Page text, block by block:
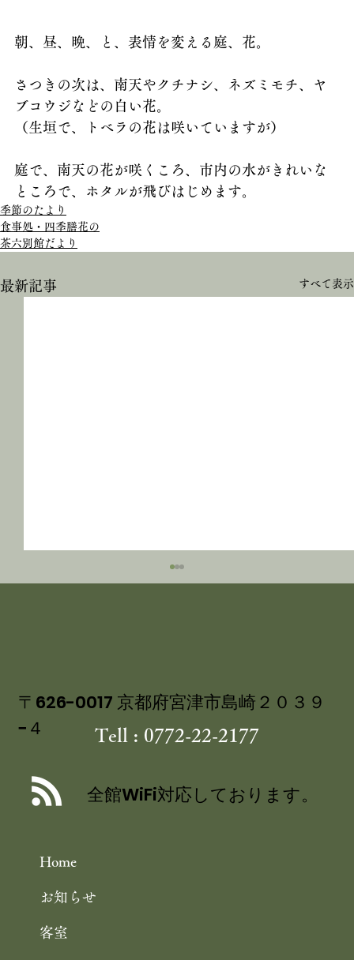
朝、昼、晩、と、表情を変える庭、花。
さつきの次は、南天やクチナシ、ネズミモチ、ヤ
ブコウジなどの白い花。
（生垣で、トベラの花は咲いていますが）
庭で、南天の花が咲くころ、市内の水がきれいな
ところで、ホタルが飛びはじめます。
季節のたより
食事処・四季膳花の
茶六別館だより
最新記事 すべて表示
ルク 飯尾醸造 富士酢プレミアム使用
Home
お知らせ
客室
〒626-0017 京都府宮津市島崎２０３９
−４
Tell : 0772-22-2177
全館WiFi対応しております。